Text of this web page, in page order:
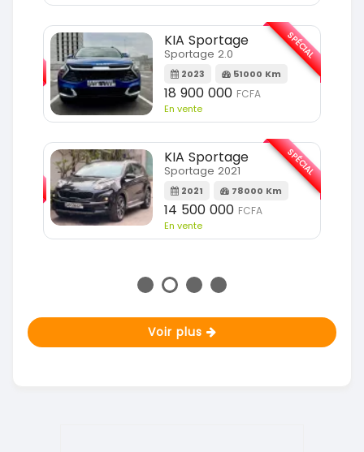
KIA Sportage
Sportage 2.0
2023 51000 Km
18 900 000 FCFA
En vente
SPÉCIAL
KIA Sportage
Sportage 2021
2021 78000 Km
14 500 000 FCFA
En vente
SPÉCIAL
Voir plus